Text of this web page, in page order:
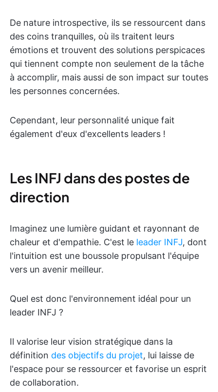
De nature introspective, ils se ressourcent dans
des coins tranquilles, où ils traitent leurs
émotions et trouvent des solutions perspicaces
qui tiennent compte non seulement de la tâche
à accomplir, mais aussi de son impact sur toutes
les personnes concernées.
Cependant, leur personnalité unique fait
également d'eux d'excellents leaders !
Les INFJ dans des postes de
direction
Imaginez une lumière guidant et rayonnant de
chaleur et d'empathie. C'est le leader INFJ, dont
l'intuition est une boussole propulsant l'équipe
vers un avenir meilleur.
Quel est donc l'environnement idéal pour un
leader INFJ ?
Il valorise leur vision stratégique dans la
définition des objectifs du projet, lui laisse de
l'espace pour se ressourcer et favorise un esprit
de collaboration.